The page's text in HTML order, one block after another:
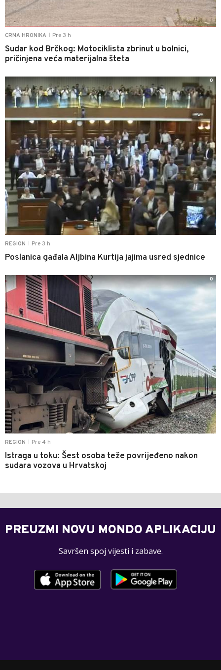
CRNA HRONIKA Pre 3 h
Sudar kod Brčkog: Motociklista zbrinut u bolnici,
pričinjena veća materijalna šteta
REGION Pre 3 h
Poslanica gađala Aljbina Kurtija jajima usred sjednice
0
REGION Pre 4 h
Istraga u toku: Šest osoba teže povrijeđeno nakon
sudara vozova u Hrvatskoj
0
PREUZMI NOVU MONDO APLIKACIJU
Savršen spoj vijesti i zabave.